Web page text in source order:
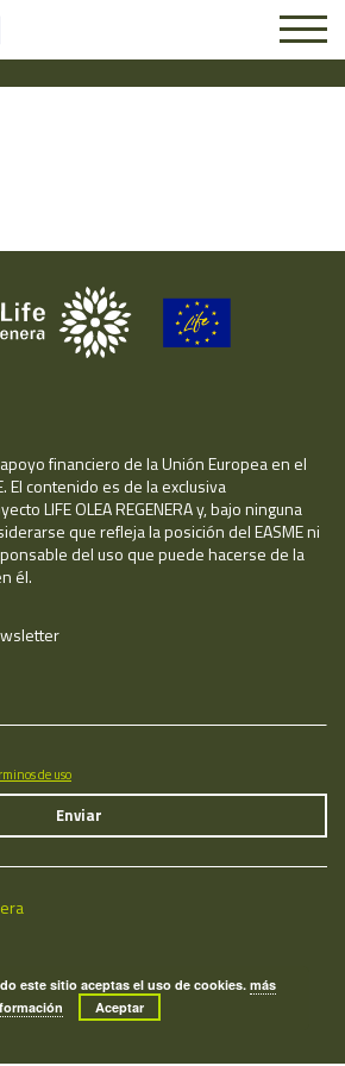
financiero de la Unión Europea en el
El contenido es de la exclusiva
LIFE OLEA REGENERA y, bajo ninguna
que refleja la posición del EASME ni
del uso que puede hacerse de la
él.
de uso
09/08/2026
este sitio aceptas el uso de cookies.más
Aceptar